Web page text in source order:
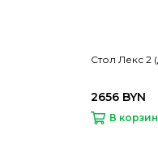
Стол Лекс 2
2656 BYN
В